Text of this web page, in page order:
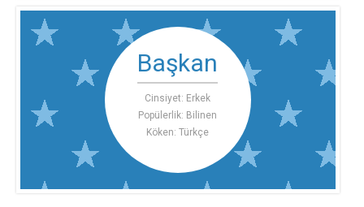
Başkan
Cinsiyet: Erkek
Popülerlik: Bilinen
Köken: Türkçe